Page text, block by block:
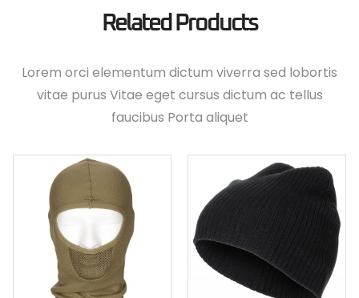
Related Products
Lorem orci elementum dictum viverra sed lobortis
vitae purus Vitae eget cursus dictum ac tellus
faucibus Porta aliquet